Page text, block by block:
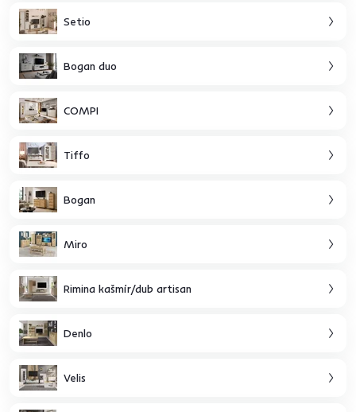
Setio
Bogan duo
COMPI
Tiffo
Bogan
Miro
Rimina kašmír/dub artisan
Denlo
Velis